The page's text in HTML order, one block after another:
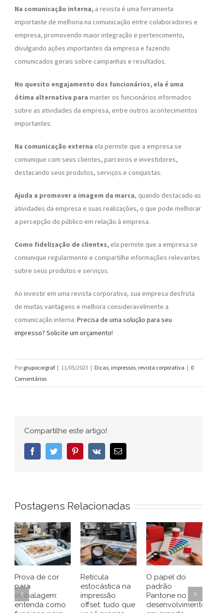
Na comunicação interna, a revista é uma ferramenta
importante de melhoria na comunicação entre colaboradores e
empresa, promovendo maior integração e pertencimento,
divulgando ações importantes da empresa e fazendo
comunicados gerais sobre campanhas e resultados.
No quesito engajamento dos funcionários, ela é uma
ótima alternativa para manter os funcionários informados
sobre as atividades da empresa, entre outros acontecimentos
importantes.
Na comunicação externa ela permite que a empresa se
comunique com seus clientes, parceiros e investidores,
destacando seus produtos, serviços e conquistas.
Ajuda a promover a imagem da marca, quando destacado as
atividades da empresa e suas realizações, o que pode melhorar
a percepção do público em relação à empresa.
Como fidelização de clientes, ela permite que a empresa se
comunique regularmente e compartilhe informações relevantes
sobre seus produtos e serviços.
Ao investir em uma revista corporativa, sua empresa desfruta
de muitas vantagens e melhora consideravelmente a
comunicação interna. Precisa de uma solução para seu
impresso? Solicite um orçamento!
Por grupocorgraf | 11/05/2023 | Dicas, impressos, revista corporativa | 0
Comentários
Compartilhe este artigo!
FacebookTwitter PinterestVk
E-
mail
Postagens Relacionadas
Prova de cor
para
embalagem:
entenda como
Retícula
estocástica na
impressão
offset: tudo que
O papel do
padrão
Pantone no
desenvolvimento